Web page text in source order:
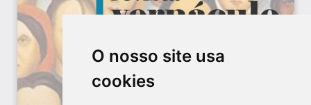
O nosso site usa
cookies